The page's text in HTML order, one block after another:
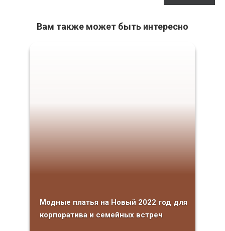
Вам также может быть интересно
Модные платья на Новый 2022 год для
корпоратива и семейных встреч